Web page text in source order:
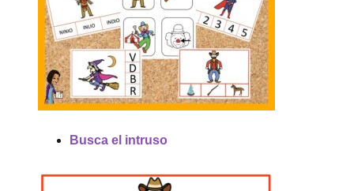
Busca el intruso